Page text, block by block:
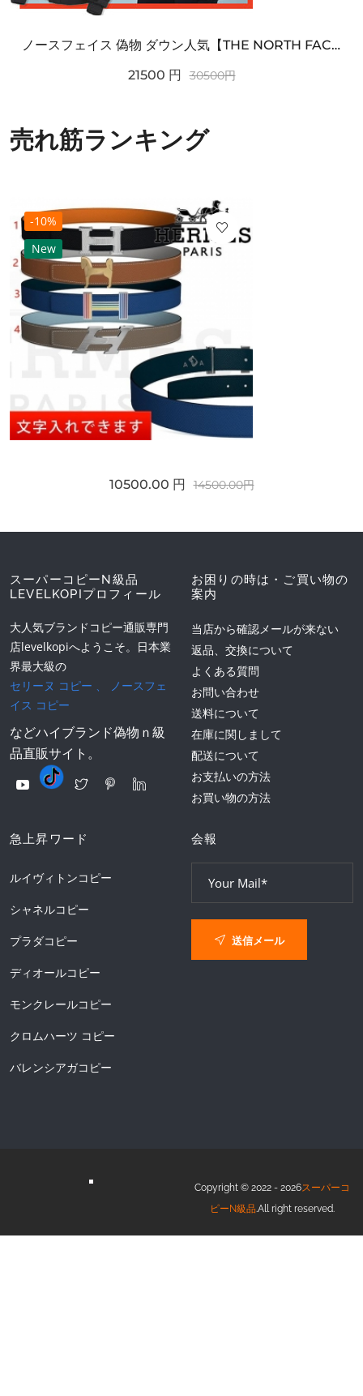
ノースフェイス 偽物 ダウン人気【THE NORTH FACE】M'S 7 SUMMIT HIM...
21500 円 30500円
売れ筋ランキング
-10%
New
10500.00 円 14500.00円
スーパーコピーN級品
LEVELKOPIプロフィール
大人気ブランドコピー通販専門
店levelkopiへようこそ。日本業
界最大級の
セリーヌ コピー 、
ノースフェ
イス コピー
などハイブランド偽物ｎ級
品直販サイト。
お困りの時は・ご買い物の
案内
当店から確認メールが来ない
返品、交換について
よくある質問
お問い合わせ
送料について
在庫に関しまして
配送について
お支払いの方法
お買い物の方法
急上昇ワード
ルイヴィトンコピー
シャネルコピー
プラダコピー
ディオールコピー
モンクレールコピー
クロムハーツ コピー
バレンシアガコピー
会報
送信メール
Copyright © 2022 - 2026スーパーコ
ピーN級品.All right reserved.